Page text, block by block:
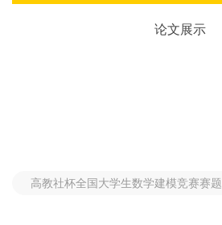
论文展示
高教社杯全国大学生数学建模竞赛赛题